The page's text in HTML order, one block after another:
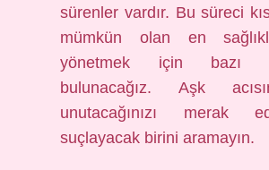
sürenler vardır. Bu süreci
mümkün olan en
yönetmek için bazı
bulunacağız. Aşk
unutacağınızı merak
suçlayacak birini aramayın.